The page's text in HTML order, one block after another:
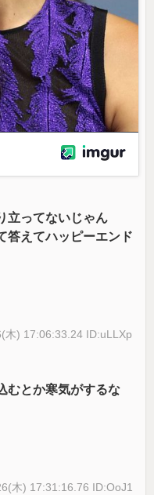
立ってないじゃん
答えてハッピーエンド
木) 17:06:33.24 ID:uLLXp
むとか寒気がするな
木) 17:31:16.76 ID:OoJ1